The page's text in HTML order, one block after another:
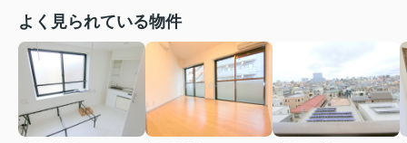
よく見られている物件